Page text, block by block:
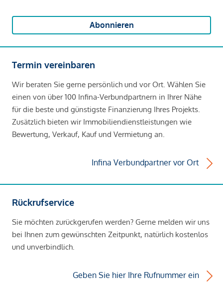
Abonnieren
Termin vereinbaren
Wir beraten Sie gerne persönlich und vor Ort. Wählen Sie
einen von über 100 Infina-Verbundpartnern in Ihrer Nähe
für die beste und günstigste Finanzierung Ihres Projekts.
Zusätzlich bieten wir Immobiliendienstleistungen wie
Bewertung, Verkauf, Kauf und Vermietung an.
Infina Verbundpartner vor Ort
Rückrufservice
Sie möchten zurückgerufen werden? Gerne melden wir uns
bei Ihnen zum gewünschten Zeitpunkt, natürlich kostenlos
und unverbindlich.
Geben Sie hier Ihre Rufnummer ein